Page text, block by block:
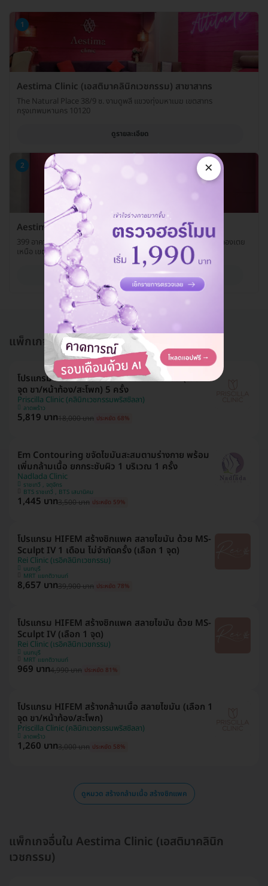
1
Aestima Clinic (เอสติมาคลินิกเวชกรรม) สาขาสาทร
The Natural Place 38/9 ซ. งามดูพลี แขวงทุ่งมหาเมฆ เขตสาทร
กรุงเทพมหานคร 10120
ดูรายละเอียด
2
Aestima Clinic (เอสติมาคลินิกเวชกรรม) สาขาอโศก
399 อาคารอินเตอร์เชนจ์ 21 ห้อง 307-308 ชั้น UL ถ. สุขุมวิท แขวงคลองเตย
เหนือ เขตวัฒนา กรุงเทพมหานคร 10110
ดูรายละเอียด
แพ็กเกจอื่นใน สร้างกล้ามเนื้อ สร้างซิกแพค
โปรแกรม HIFEM สร้างกล้ามเนื้อ สลายไขมัน (เลือก 1
จุด ขา/หน้าท้อง/สะโพก) 5 ครั้ง
Priscilla Clinic (คลินิกเวชกรรมพริสซิลลา)
ลาดพร้าว
5,819 บาท18,000 บาท ประหยัด 68%
Em Contouring ขจัดไขมันสะสมตามร่างกาย พร้อม
เพิ่มกล้ามเนื้อ ยกกระชับผิว 1 บริเวณ 1 ครั้ง
Nadlada Clinic
ราชเทวี , จตุจักร
BTS ราชเทวี , BTS เสนานิคม
1,445 บาท3,500 บาท ประหยัด 59%
โปรแกรม HIFEM สร้างซิกแพค สลายไขมัน ด้วย MS-
Sculpt IV 1 เดือน ไม่จำกัดครั้ง (เลือก 1 จุด)
Rei Clinic (เรอิคลินิกเวชกรรม)
นนทบุรี
MRT แยกติวานนท์
8,657 บาท39,900 บาท ประหยัด 78%
โปรแกรม HIFEM สร้างซิกแพค สลายไขมัน ด้วย MS-
Sculpt IV (เลือก 1 จุด)
Rei Clinic (เรอิคลินิกเวชกรรม)
นนทบุรี
MRT แยกติวานนท์
969 บาท4,990 บาท ประหยัด 81%
โปรแกรม HIFEM สร้างกล้ามเนื้อ สลายไขมัน (เลือก 1
จุด ขา/หน้าท้อง/สะโพก)
Priscilla Clinic (คลินิกเวชกรรมพริสซิลลา)
ลาดพร้าว
1,260 บาท3,000 บาท ประหยัด 58%
ดูหมวด สร้างกล้ามเนื้อ สร้างซิกแพค
แพ็กเกจอื่นใน Aestima Clinic (เอสติมาคลินิก
เวชกรรม)
×